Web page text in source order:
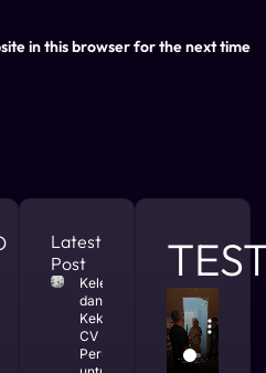
in this browser for the next time
Latest
Post
Kelebihan
dan
Kekurangan
CV
Perusahaan